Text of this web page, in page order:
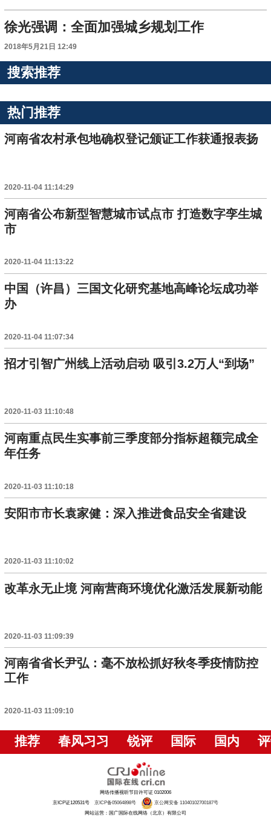
徐光强调：全面加强城乡规划工作
2018年5月21日 12:49
搜索推荐
热门推荐
河南省农村承包地确权登记颁证工作获通报表扬
2020-11-04 11:14:29
河南省公布新型智慧城市试点市 打造数字孪生城
市
2020-11-04 11:13:22
中国（许昌）三国文化研究基地高峰论坛成功举
办
2020-11-04 11:07:34
招才引智广州线上活动启动 吸引3.2万人“到场”
2020-11-03 11:10:48
河南重点民生实事前三季度部分指标超额完成全
年任务
2020-11-03 11:10:18
安阳市市长袁家健：深入推进食品安全省建设
2020-11-03 11:10:02
改革永无止境 河南营商环境优化激活发展新动能
2020-11-03 11:09:39
河南省省长尹弘：毫不放松抓好秋冬季疫情防控
工作
2020-11-03 11:09:10
推荐 春风习习 锐评 国际 国内
网络传播视听节目许可证 0102006
京ICP证120531号 京ICP备05064898号
京公网安备 11040102700187号
网站运营：国广国际在线网络（北京）有限公司